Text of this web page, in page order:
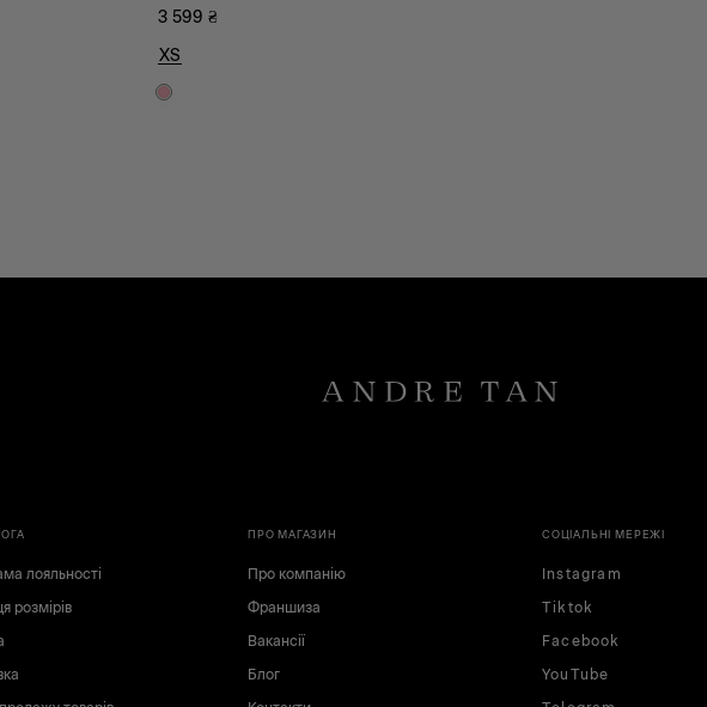
3 599 ₴
XS
лояльності
розмірів
ПРО МАГАЗИН
Про компанію
Франшиза
Вакансії
Блог
СОЦІАЛЬНІ МЕРЕЖІ
Instagram
Tiktok
Facebook
YouTube